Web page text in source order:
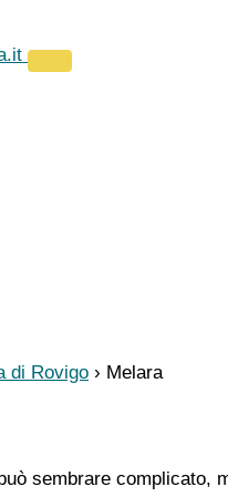
di Rovigo › Melara
sembrare complicato,